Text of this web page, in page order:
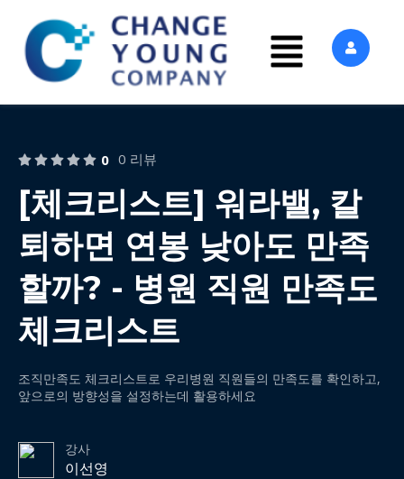
0 0 리뷰
[체크리스트] 워라밸, 칼
퇴하면 연봉 낮아도 만족
할까? - 병원 직원 만족도
체크리스트
조직만족도 체크리스트로 우리병원 직원들의 만족도를 확인하고,
앞으로의 방향성을 설정하는데 활용하세요
강사
이선영